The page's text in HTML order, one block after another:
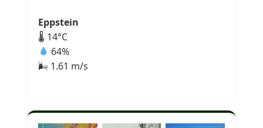
Eppstein
🌡 14°C
64%
🌬 1.61 m/s